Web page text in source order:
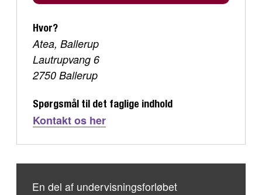
Hvor?
Atea, Ballerup
Lautrupvang 6
2750 Ballerup
Spørgsmål til det faglige indhold
Kontakt os her
En del af undervisningsforløbet